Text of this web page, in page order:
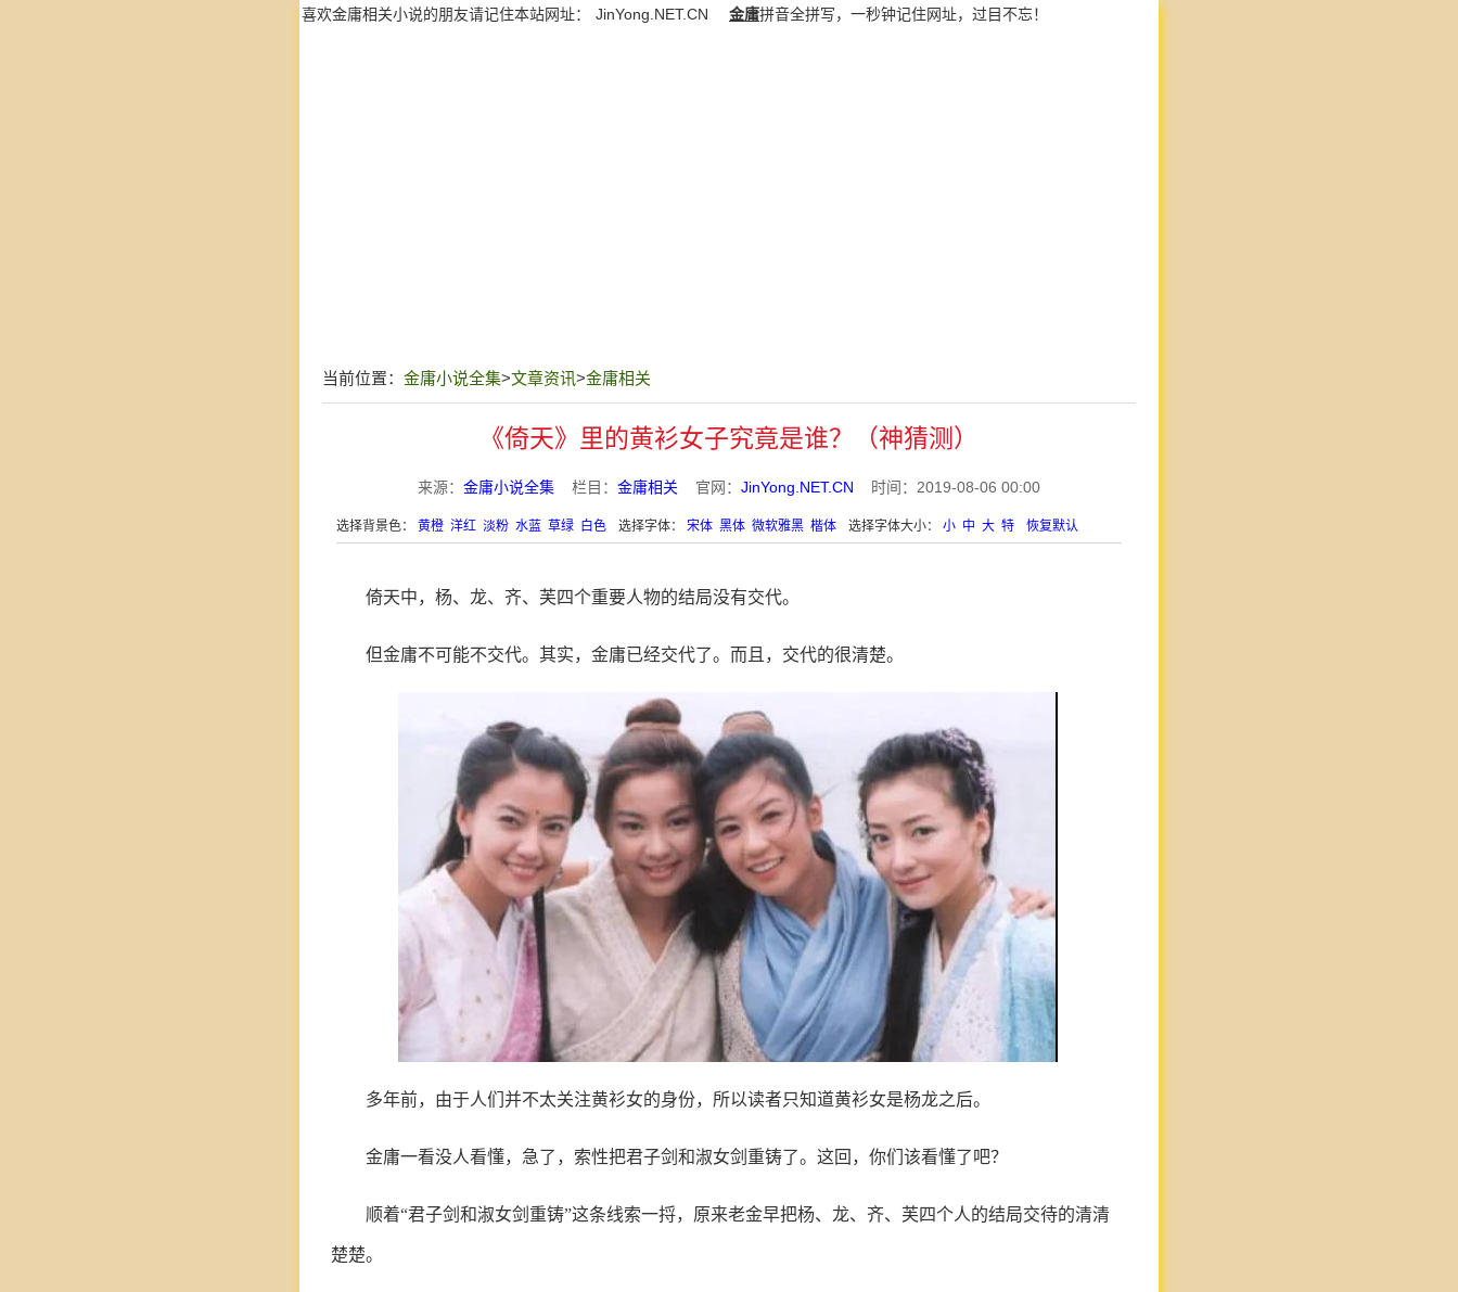
喜欢金庸相关小说的朋友请记住本站网址： JinYong.NET.CN 金庸拼音全拼写，一秒钟记住网址，过目不忘！
当前位置： 金庸小说全集>文章资讯>金庸相关
《倚天》里的黄衫女子究竟是谁？（神猜测）
来源： 金庸小说全集 栏目： 金庸相关 官网： JinYong.NET.CN 时间：2019-08-06 00:00
选择背景色： 黄橙 洋红 淡粉 水蓝 草绿 白色 选择字体： 宋体 黑体 微软雅黑 楷体 选择字体大小： 小 中 大 特 恢复默认
倚天中，杨、龙、齐、芙四个重要人物的结局没有交代。
但金庸不可能不交代。其实，金庸已经交代了。而且，交代的很清楚。
多年前，由于人们并不太关注黄衫女的身份，所以读者只知道黄衫女是杨龙之后。
金庸一看没人看懂，急了，索性把君子剑和淑女剑重铸了。这回，你们该看懂了吧？
顺着“君子剑和淑女剑重铸”这条线索一捋，原来老金早把杨、龙、齐、芙四个人的结局交待的清清
楚楚。